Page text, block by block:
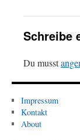
Schreibe
Du musst
Impressum
Kontakt
About